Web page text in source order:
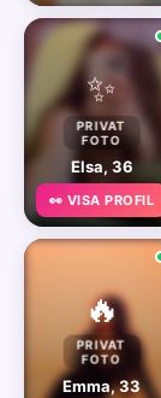
✨
PRIVAT
FOTO
Elsa, 36
👀 VISA PROFIL
🔥
PRIVAT
FOTO
Emma, 33